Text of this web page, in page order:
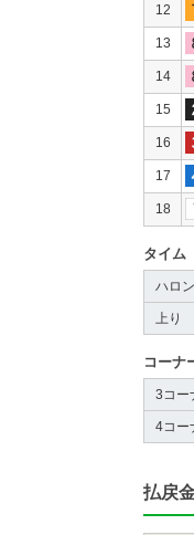
12
13
14
15
16
17
18
タイム
ハロ
上り
コーナ
3コー
4コー
払戻